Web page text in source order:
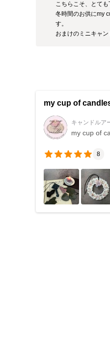
こちらこそ、とて
冬時間のお供にmy
す。
my cup of
キャンドルア
my cup of
8